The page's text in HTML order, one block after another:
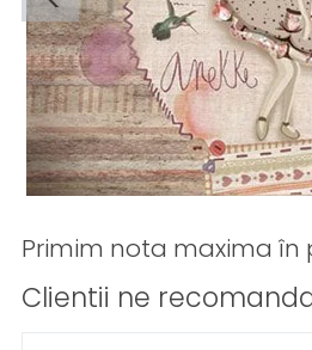
Primim nota maxima în
Clientii ne